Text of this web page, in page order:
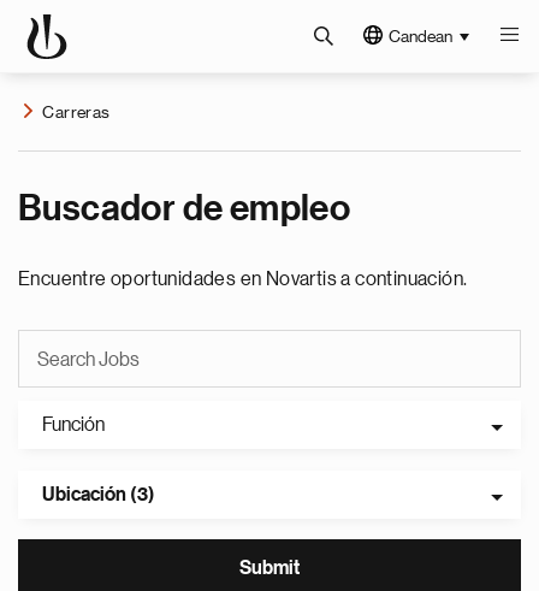
Candean
Carreras
Buscador de empleo
Encuentre oportunidades en Novartis a continuación.
Función
Ubicación (3)